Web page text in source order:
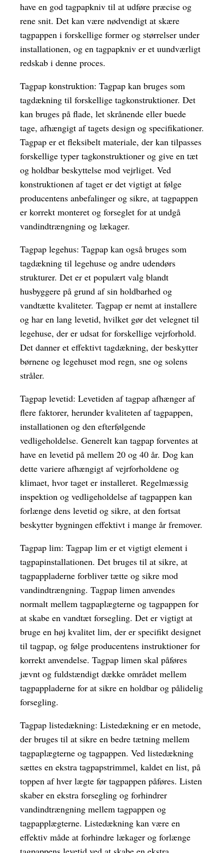
have en god tagpapkniv til at udføre præcise og
rene snit. Det kan være nødvendigt at skære
tagpappen i forskellige former og størrelser under
installationen, og en tagpapkniv er et uundværligt
redskab i denne proces.
Tagpap konstruktion: Tagpap kan bruges som
tagdækning til forskellige tagkonstruktioner. Det
kan bruges på flade, let skrånende eller buede
tage, afhængigt af tagets design og specifikationer.
Tagpap er et fleksibelt materiale, der kan tilpasses
forskellige typer tagkonstruktioner og give en tæt
og holdbar beskyttelse mod vejrliget. Ved
konstruktionen af taget er det vigtigt at følge
producentens anbefalinger og sikre, at tagpappen
er korrekt monteret og forseglet for at undgå
vandindtrængning og lækager.
Tagpap legehus: Tagpap kan også bruges som
tagdækning til legehuse og andre udendørs
strukturer. Det er et populært valg blandt
husbyggere på grund af sin holdbarhed og
vandtætte kvaliteter. Tagpap er nemt at installere
og har en lang levetid, hvilket gør det velegnet til
legehuse, der er udsat for forskellige vejrforhold.
Det danner et effektivt tagdækning, der beskytter
børnene og legehuset mod regn, sne og solens
stråler.
Tagpap levetid: Levetiden af tagpap afhænger af
flere faktorer, herunder kvaliteten af tagpappen,
installationen og den efterfølgende
vedligeholdelse. Generelt kan tagpap forventes at
have en levetid på mellem 20 og 40 år. Dog kan
dette variere afhængigt af vejrforholdene og
klimaet, hvor taget er installeret. Regelmæssig
inspektion og vedligeholdelse af tagpappen kan
forlænge dens levetid og sikre, at den fortsat
beskytter bygningen effektivt i mange år fremover.
Tagpap lim: Tagpap lim er et vigtigt element i
tagpapinstallationen. Det bruges til at sikre, at
tagpappladerne forbliver tætte og sikre mod
vandindtrængning. Tagpap limen anvendes
normalt mellem tagpaplægterne og tagpappen for
at skabe en vandtæt forsegling. Det er vigtigt at
bruge en høj kvalitet lim, der er specifikt designet
til tagpap, og følge producentens instruktioner for
korrekt anvendelse. Tagpap limen skal påføres
jævnt og fuldstændigt dække området mellem
tagpappladerne for at sikre en holdbar og pålidelig
forsegling.
Tagpap listedækning: Listedækning er en metode,
der bruges til at sikre en bedre tætning mellem
tagpaplægterne og tagpappen. Ved listedækning
sættes en ekstra tagpapstrimmel, kaldet en list, på
toppen af hver lægte før tagpappen påføres. Listen
skaber en ekstra forsegling og forhindrer
vandindtrængning mellem tagpappen og
tagpapplægterne. Listedækning kan være en
effektiv måde at forhindre lækager og forlænge